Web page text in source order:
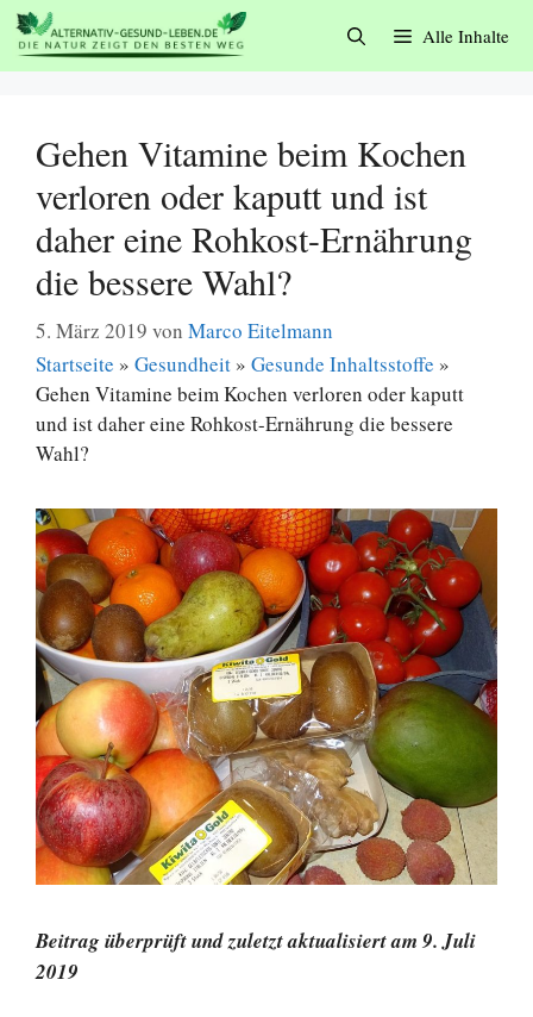
Zum
Inhalt
springen
Alle Inhalte
Gehen Vitamine beim Kochen
verloren oder kaputt und ist
daher eine Rohkost-Ernährung
die bessere Wahl?
5. März 2019 von Marco Eitelmann
Startseite » Gesundheit » Gesunde Inhaltsstoffe »
Gehen Vitamine beim Kochen verloren oder kaputt
und ist daher eine Rohkost-Ernährung die bessere
Wahl?
Beitrag überprüft und zuletzt aktualisiert am 9. Juli
2019